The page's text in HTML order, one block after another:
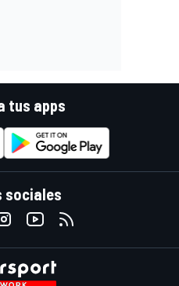
tus apps
sociales